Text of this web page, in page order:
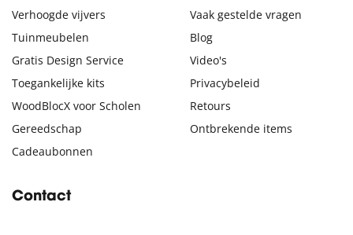
Verhoogde vijvers
Tuinmeubelen
Gratis Design Service
Toegankelijke kits
WoodBlocX voor Scholen
Gereedschap
Cadeaubonnen
Vaak gestelde vragen
Blog
Video's
Privacybeleid
Retours
Ontbrekende items
Contact